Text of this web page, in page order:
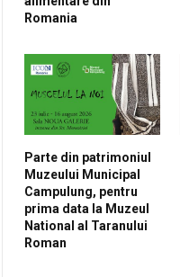
Romania
Parte din patrimoniul
Muzeului Municipal
Campulung, pentru
prima data la Muzeul
National al Taranului
Roman